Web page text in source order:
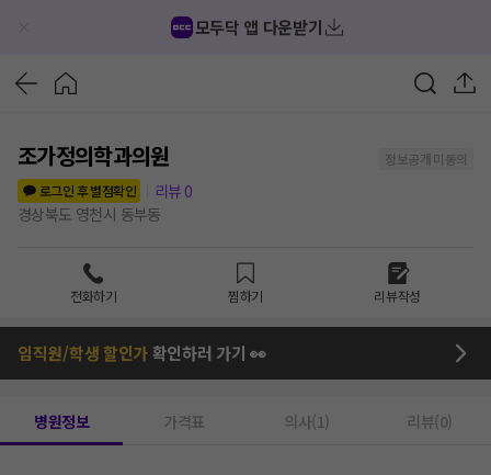
모두닥 앱 다운받기
조가정의학과의원
정보공개 미동의
로그인 후 별점확인
리뷰 0
경상북도 영천시 동부동
전화하기 찜하기 리뷰작성
임직원/학생 할인가확인하러 가기 👀
병원정보 가격표 의사(1) 리뷰(0)